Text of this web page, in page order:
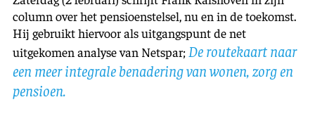
column over het pensioenstelsel, nu en in de toekomst.
Hij gebruikt hiervoor als uitgangspunt de net
uitgekomen analyse van Netspar; De routekaart naar
een meer integrale benadering van wonen, zorg en
pensioen.